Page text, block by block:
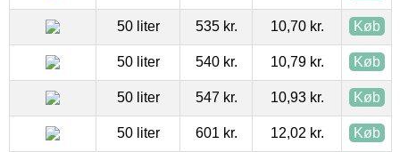
50 liter 535 kr. 10,70 kr. Køb
50 liter 540 kr. 10,79 kr. Køb
50 liter 547 kr. 10,93 kr. Køb
50 liter 601 kr. 12,02 kr. Køb